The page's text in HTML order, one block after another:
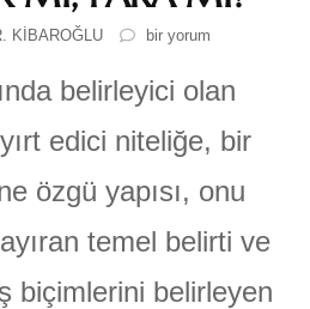
KİBAROĞLU
KARAKTER
PARA
MI?
için
bir yorum
belirleyici olan
edici niteliğe, bir
özgü yapısı, onu
temel belirti ve
biçimlerini belirleyen